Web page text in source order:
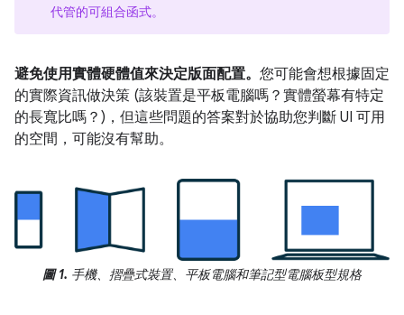
代管的可組合函式。
避免使用實體硬體值來決定版面配置。 您可能會想根據固定
的實際資訊做決策 (該裝置是平板電腦嗎？實體螢幕有特定
的長寬比嗎？)，但這些問題的答案對於協助您判斷 UI 可用
的空間，可能沒有幫助。
圖 1. 手機、摺疊式裝置、平板電腦和筆記型電腦板型規格